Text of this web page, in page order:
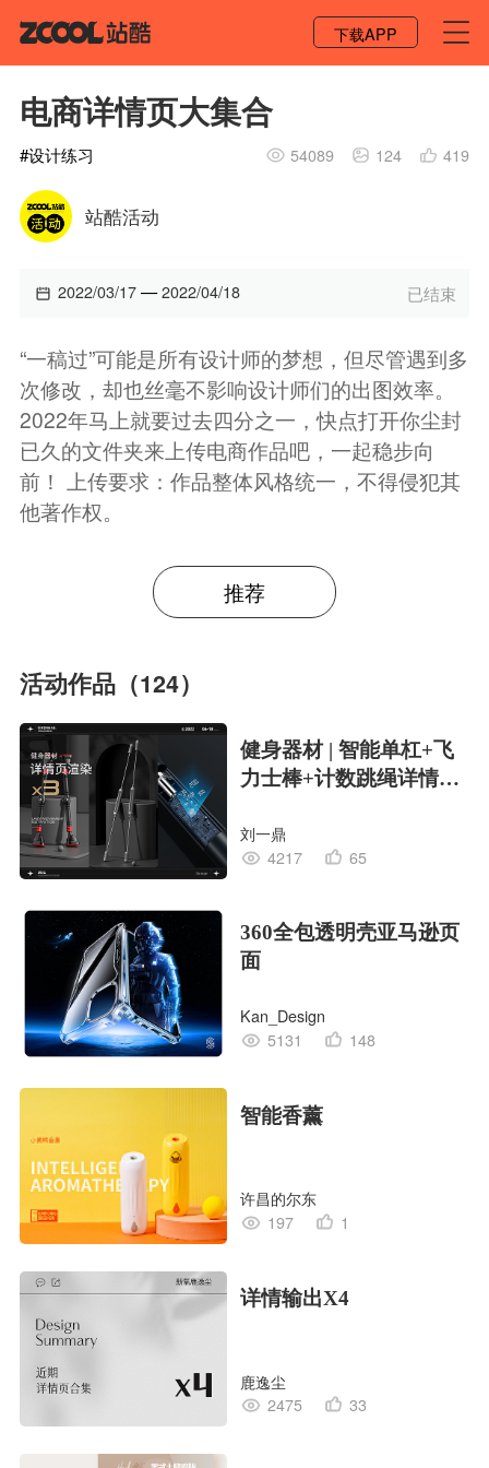
下载APP
电商详情页大集合
#设计练习 54089 124 419
站酷活动
2022/03/17 —2022/04/18 已结束
“一稿过”可能是所有设计师的梦想，但尽管遇到多
次修改，却也丝毫不影响设计师们的出图效率。
2022年马上就要过去四分之一，快点打开你尘封
已久的文件夹来上传电商作品吧，一起稳步向
前！ 上传要求：作品整体风格统一，不得侵犯其
他著作权。
推荐
活动作品（124）
健身器材 | 智能单杠+飞
力士棒+计数跳绳详情渲
刘一鼎
4217
65
360全包透明壳亚马逊页
面
Kan_Design
5131
148
智能香薰
许昌的尔东
197
1
详情输出X4
鹿逸尘
2475
33